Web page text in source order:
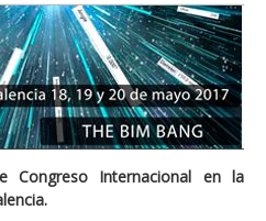
Congreso Internacional en la